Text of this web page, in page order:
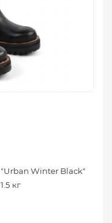
"Urban Winter Black"
1.5 кг